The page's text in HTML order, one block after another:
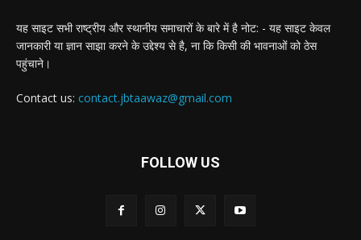
यह साइट सभी राष्ट्रीय और स्थानीय समाचारों के बारे में है नोट: - यह साइट केवल
जानकारी या ज्ञान साझा करने के उद्देश्य से है, ना कि किसी की भावनाओं को ठेस
पहुंचाने।
Contact us: contact.jbtaawaz@gmail.com
FOLLOW US